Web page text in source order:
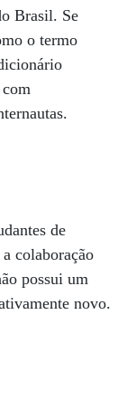
Brasil. Se
o termo
de
colaboração
possui um
novo.